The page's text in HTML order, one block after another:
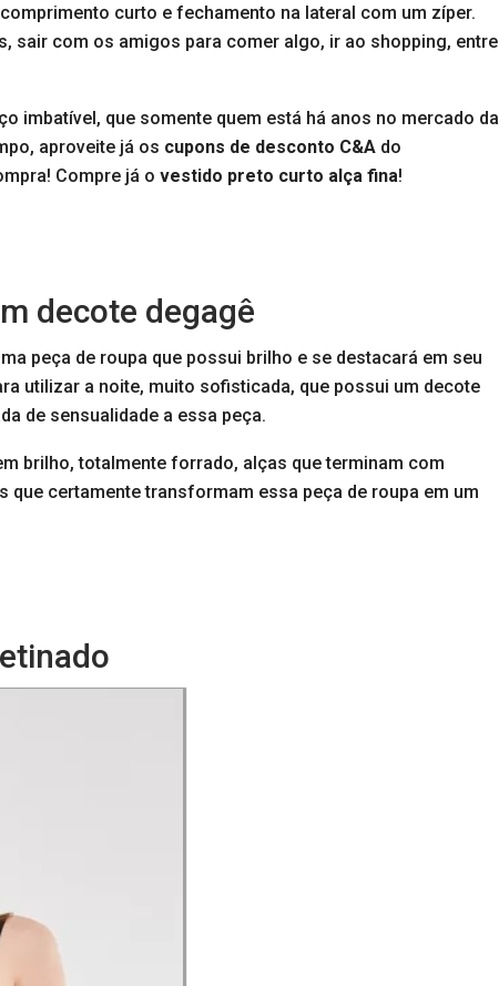
curto e fechamento na lateral com um zíper.
sair com os amigos para comer algo, ir ao shopping, entre
imbatível, que somente quem está há anos no mercado da
aproveite já os cupons de desconto C&A do
Compre já o vestido preto curto alça fina!
decote degagê
peça de roupa que possui brilho e se destacará em seu
utilizar a noite, muito sofisticada, que possui um decote
de sensualidade a essa peça.
brilho, totalmente forrado, alças que terminam com
certamente transformam essa peça de roupa em um